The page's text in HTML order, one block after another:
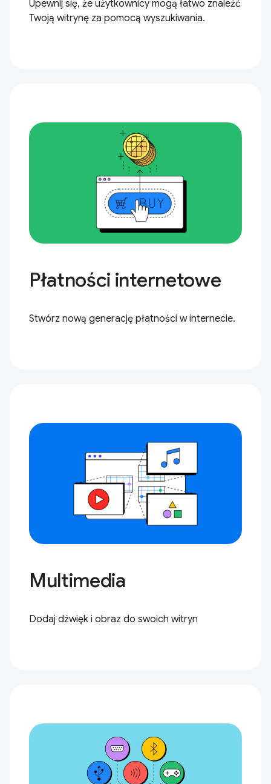
Upewnij się, że użytkownicy mogą łatwo znaleźć
Twoją witrynę za pomocą wyszukiwania.
Płatności internetowe
Stwórz nową generację płatności w internecie.
Multimedia
Dodaj dźwięk i obraz do swoich witryn